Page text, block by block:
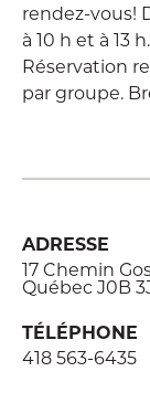
rendez-vous!
à 10 h et à 13
Réservation
par groupe.
ADRESSE
17 Chemin
Québec J0B
TÉLÉPHONE
418 563-6435